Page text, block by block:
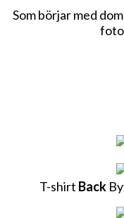
Som börjar med
T-shirt Back